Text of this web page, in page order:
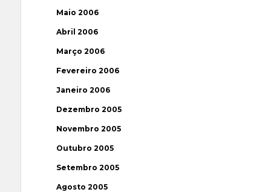
Maio 2006
Abril 2006
Março 2006
Fevereiro 2006
Janeiro 2006
Dezembro 2005
Novembro 2005
Outubro 2005
Setembro 2005
Agosto 2005